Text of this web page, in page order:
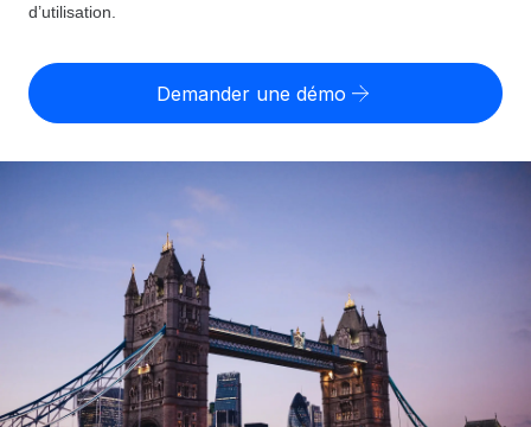
Développez-vous à l’international sans frais liés aux
Pilotage 360 des freelances
Gestion des freelances
Intégrez et gérez vos freelances partout dans le monde
Sous-traitez les opérations complexes liées à l’emploi
INFRASTRUCTURE
Intégration Remote
pays par pays
Explorateur des États-Unis (par État)
Simplifiez l’embauche à travers les différents États des
États-Unis
CROISSANCE
Start-ups
Des solutions agiles et internationales pour les RH et la
paie des entreprises en pleine croissance
Entreprises intermédiaires
Outil de calcul du risque de requalification de
Calculateur du coût des employés
Calculateur de paiement des freelances
Découvrez les devises disponibles et les vitesses de
paiement pour vos freelances internationaux
APPRENDRE AVEC REMOTE
Recherche et guides
Français
Español
Connexion
d’utilisation.
Demander une démo